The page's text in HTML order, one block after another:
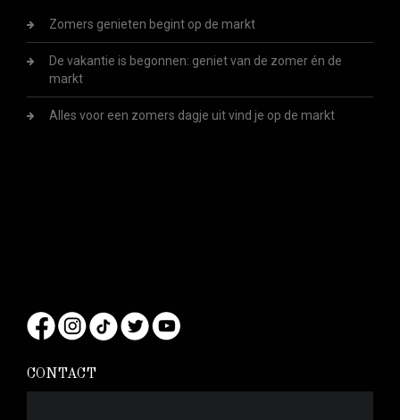
Zomers genieten begint op de markt
De vakantie is begonnen: geniet van de zomer én de
markt
Alles voor een zomers dagje uit vind je op de markt
CONTACT